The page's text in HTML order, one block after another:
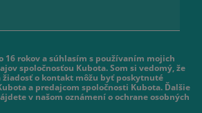
16 rokov a súhlasím s používaním mojich
spoločnosťou Kubota. Som si vedomý, že
žiadosť o kontakt môžu byť poskytnuté
a predajcom spoločnosti Kubota. Ďalšie
v našom oznámení o ochrane osobných